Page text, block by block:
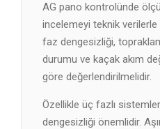
AG pano kontrolünde
incelemeyi teknik verilerle
faz dengesizliği,
durumu ve kaçak akım
göre değerlendirilmelidir.
Özellikle üç fazlı
dengesizliği önemlidir.